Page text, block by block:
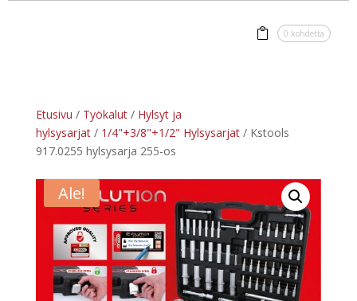
0 kohdetta
Etusivu / Työkalut/ Hylsyt ja
hylsysarjat/ 1/4"+3/8"+1/2" Hylsysarjat/ Kstools
917.0255 hylsysarja 255-os
Ale!